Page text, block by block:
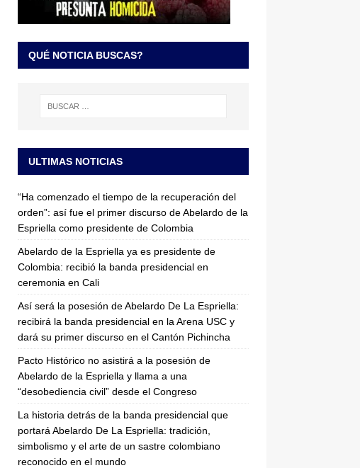
QUÉ NOTICIA BUSCAS?
ULTIMAS NOTICIAS
“Ha comenzado el tiempo de la recuperación del
orden”: así fue el primer discurso de Abelardo de la
Espriella como presidente de Colombia
Abelardo de la Espriella ya es presidente de
Colombia: recibió la banda presidencial en
ceremonia en Cali
Así será la posesión de Abelardo De La Espriella:
recibirá la banda presidencial en la Arena USC y
dará su primer discurso en el Cantón Pichincha
Pacto Histórico no asistirá a la posesión de
Abelardo de la Espriella y llama a una
“desobediencia civil” desde el Congreso
La historia detrás de la banda presidencial que
portará Abelardo De La Espriella: tradición,
simbolismo y el arte de un sastre colombiano
reconocido en el mundo